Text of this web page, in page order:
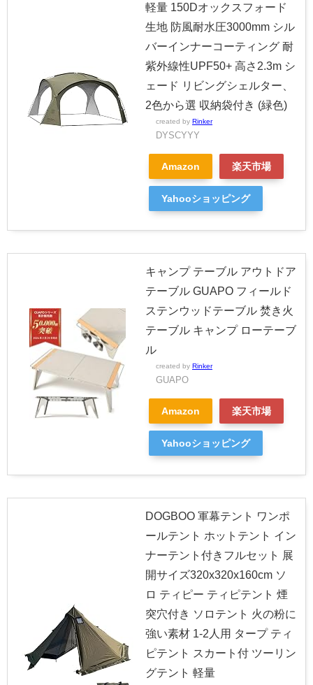
軽量 150Dオックスフォード
生地 防風耐水圧3000mm シル
バーインナーコーティング 耐
紫外線性UPF50+ 高さ2.3m シ
ェード リビングシェルター、
2色から選 収納袋付き (緑色)
created by Rinker
DYSCYYY
Amazon 楽天市場
Yahooショッピング
キャンプ テーブル アウトドア
テーブル GUAPO フィールド
ステンウッドテーブル 焚き火
テーブル キャンプ ローテーブ
ル
created by Rinker
GUAPO
Amazon 楽天市場
Yahooショッピング
DOGBOO 軍幕テント ワンポ
ールテント ホットテント イン
ナーテント付きフルセット 展
開サイズ320x320x160cm ソ
ロ ティピー ティピテント 煙
突穴付き ソロテント 火の粉に
強い素材 1-2人用 タープ ティ
ピテント スカート付 ツーリン
グテント 軽量